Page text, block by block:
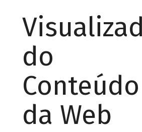
do
Conteúdo
da Web